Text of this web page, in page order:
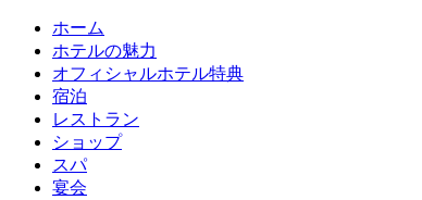
ホーム
ホテルの魅力
オフィシャルホテル特典
宿泊
レストラン
ショップ
スパ
宴会